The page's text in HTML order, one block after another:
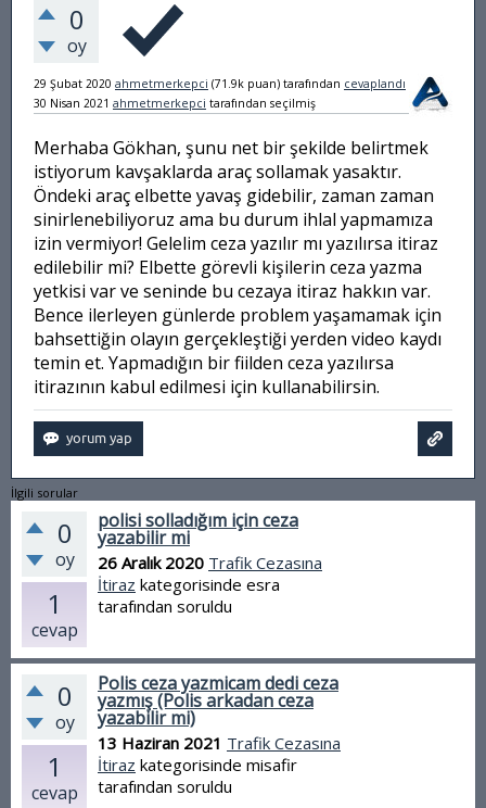
0
oy
29 Şubat 2020 ahmetmerkepci (71.9k puan) tarafından cevaplandı
30 Nisan 2021 ahmetmerkepci tarafından seçilmiş
Merhaba Gökhan, şunu net bir şekilde belirtmek
istiyorum kavşaklarda araç sollamak yasaktır.
Öndeki araç elbette yavaş gidebilir, zaman zaman
sinirlenebiliyoruz ama bu durum ihlal yapmamıza
izin vermiyor! Gelelim ceza yazılır mı yazılırsa itiraz
edilebilir mi? Elbette görevli kişilerin ceza yazma
yetkisi var ve seninde bu cezaya itiraz hakkın var.
Bence ilerleyen günlerde problem yaşamamak için
bahsettiğin olayın gerçekleştiği yerden video kaydı
temin et. Yapmadığın bir fiilden ceza yazılırsa
itirazının kabul edilmesi için kullanabilirsin.
İlgili sorular
0
oy
1
cevap
polisi solladığım için ceza
yazabilir mi
26 Aralık 2020 Trafik Cezasına
İtiraz kategorisinde esra
tarafından soruldu
0
oy
1
cevap
Polis ceza yazmicam dedi ceza
yazmış (Polis arkadan ceza
yazabilir mi)
13 Haziran 2021 Trafik Cezasına
İtiraz kategorisinde misafir
tarafından soruldu